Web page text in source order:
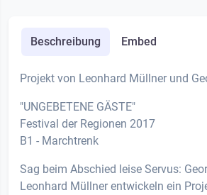
Beschreibung Embed
Projekt von Leonhard Müllner und
"UNGEBETENE GÄSTE"
Festival der Regionen 2017
B1 - Marchtrenk
Sag beim Abschied leise Servus:
Leonhard Müllner entwickeln ein